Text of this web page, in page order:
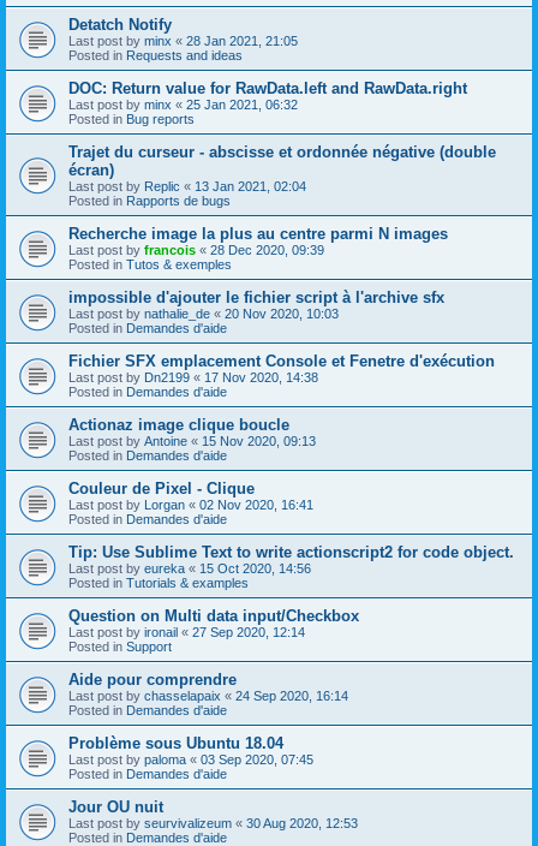
Detatch Notify
Last post by minx « 28 Jan 2021, 21:05
Posted in Requests and ideas
DOC: Return value for RawData.left and RawData.right
Last post by minx « 25 Jan 2021, 06:32
Posted in Bug reports
Trajet du curseur - abscisse et ordonnée négative (double
écran)
Last post by Replic « 13 Jan 2021, 02:04
Posted in Rapports de bugs
Recherche image la plus au centre parmi N images
Last post by francois « 28 Dec 2020, 09:39
Posted in Tutos & exemples
impossible d'ajouter le fichier script à l'archive sfx
Last post by nathalie_de « 20 Nov 2020, 10:03
Posted in Demandes d'aide
Fichier SFX emplacement Console et Fenetre d'exécution
Last post by Dn2199 « 17 Nov 2020, 14:38
Posted in Demandes d'aide
Actionaz image clique boucle
Last post by Antoine « 15 Nov 2020, 09:13
Posted in Demandes d'aide
Couleur de Pixel - Clique
Last post by Lorgan « 02 Nov 2020, 16:41
Posted in Demandes d'aide
Tip: Use Sublime Text to write actionscript2 for code object.
Last post by eureka « 15 Oct 2020, 14:56
Posted in Tutorials & examples
Question on Multi data input/Checkbox
Last post by ironail « 27 Sep 2020, 12:14
Posted in Support
Aide pour comprendre
Last post by chasselapaix « 24 Sep 2020, 16:14
Posted in Demandes d'aide
Problème sous Ubuntu 18.04
Last post by paloma « 03 Sep 2020, 07:45
Posted in Demandes d'aide
Jour OU nuit
Last post by seurvivalizeum « 30 Aug 2020, 12:53
Posted in Demandes d'aide